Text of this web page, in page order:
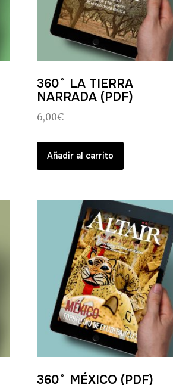
360˚ LA TIERRA
NARRADA (PDF)
6,00€
Añadir al carrito
360˚ MÉXICO (PDF)